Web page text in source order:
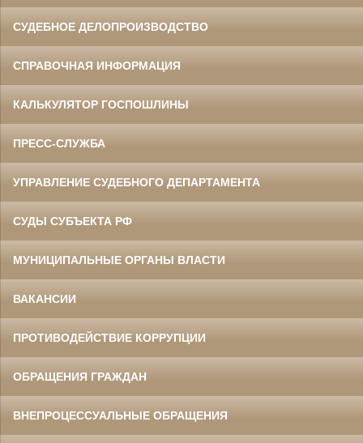
СУДЕБНОЕ ДЕЛОПРОИЗВОДСТВО
СПРАВОЧНАЯ ИНФОРМАЦИЯ
КАЛЬКУЛЯТОР ГОСПОШЛИНЫ
ПРЕСС-СЛУЖБА
УПРАВЛЕНИЕ СУДЕБНОГО ДЕПАРТАМЕНТА
СУДЫ СУБЪЕКТА РФ
МУНИЦИПАЛЬНЫЕ ОРГАНЫ ВЛАСТИ
ВАКАНСИИ
ПРОТИВОДЕЙСТВИЕ КОРРУПЦИИ
ОБРАЩЕНИЯ ГРАЖДАН
ВНЕПРОЦЕССУАЛЬНЫЕ ОБРАЩЕНИЯ